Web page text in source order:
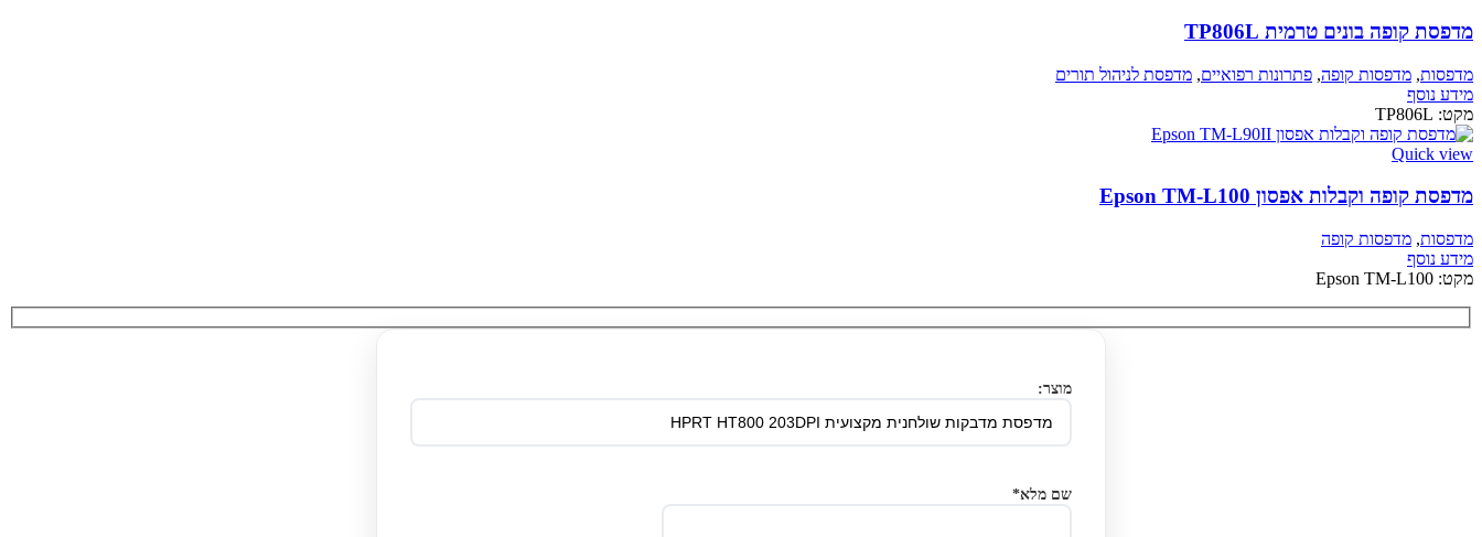
מדפסת קופה בונים טרמית TP806L
מדפסות, מדפסות קופה, פתרונות רפואיים, מדפסת לניהול תורים
מידע נוסף
מקט: TP806L
Quick view
מדפסת קופה וקבלות אפסון Epson TM-L100
מדפסות, מדפסות קופה
מידע נוסף
מקט: Epson TM-L100
מוצר:
שם מלא*